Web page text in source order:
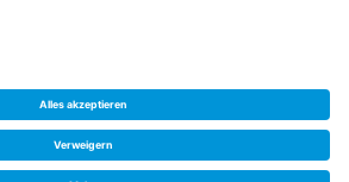
KG | Wredestraße 10 | D-67059